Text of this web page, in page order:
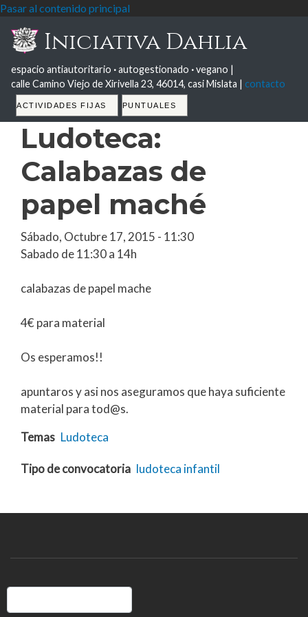
Pasar al contenido principal
Iniciativa Dahlia
espacio antiautoritario ·autogestionado ·vegano |
calle Camino Viejo de Xirivella 23, 46014, casi Mislata | contacto
Tabs
ACTIVIDADES FIJAS PUNTUALES
Ludoteca:
Calabazas de
papel maché
Sábado, Octubre 17, 2015 - 11:30
Sabado de 11:30 a 14h
calabazas de papel mache
4€ para material
Os esperamos!!
apuntaros y asi nos aseguramos que haya suficiente
material para tod@s.
Temas Ludoteca
Tipo de convocatoria ludoteca infantil
Buscar